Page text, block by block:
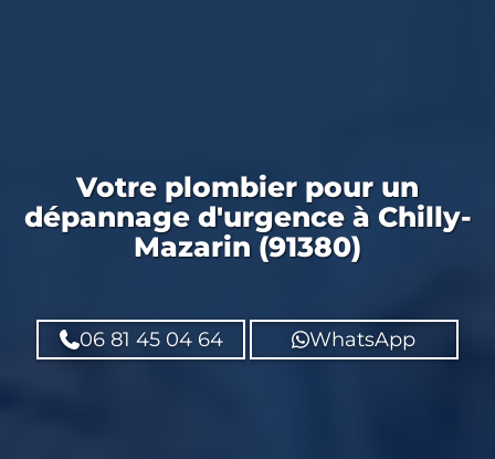
Votre plombierpour un
dépannage d'urgence à Chilly-
Mazarin (91380)
06 81 45 04 64 WhatsApp